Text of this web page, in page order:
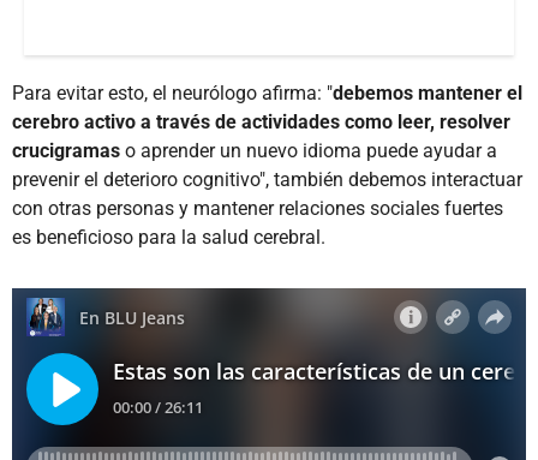
Para evitar esto, el neurólogo afirma: "debemos mantener el
cerebro activo a través de actividades como leer, resolver
crucigramas o aprender un nuevo idioma puede ayudar a
prevenir el deterioro cognitivo", también debemos interactuar
con otras personas y mantener relaciones sociales fuertes
es beneficioso para la salud cerebral.